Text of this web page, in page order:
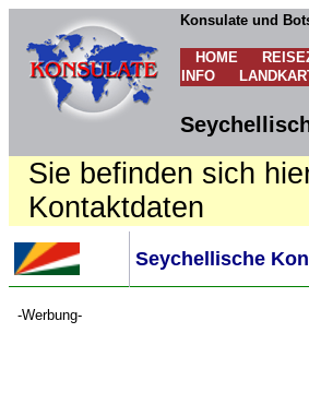
Konsulate und
HOME
INFO
Sie befinden sich
Kontaktdaten
Seychellische
-Werbung-